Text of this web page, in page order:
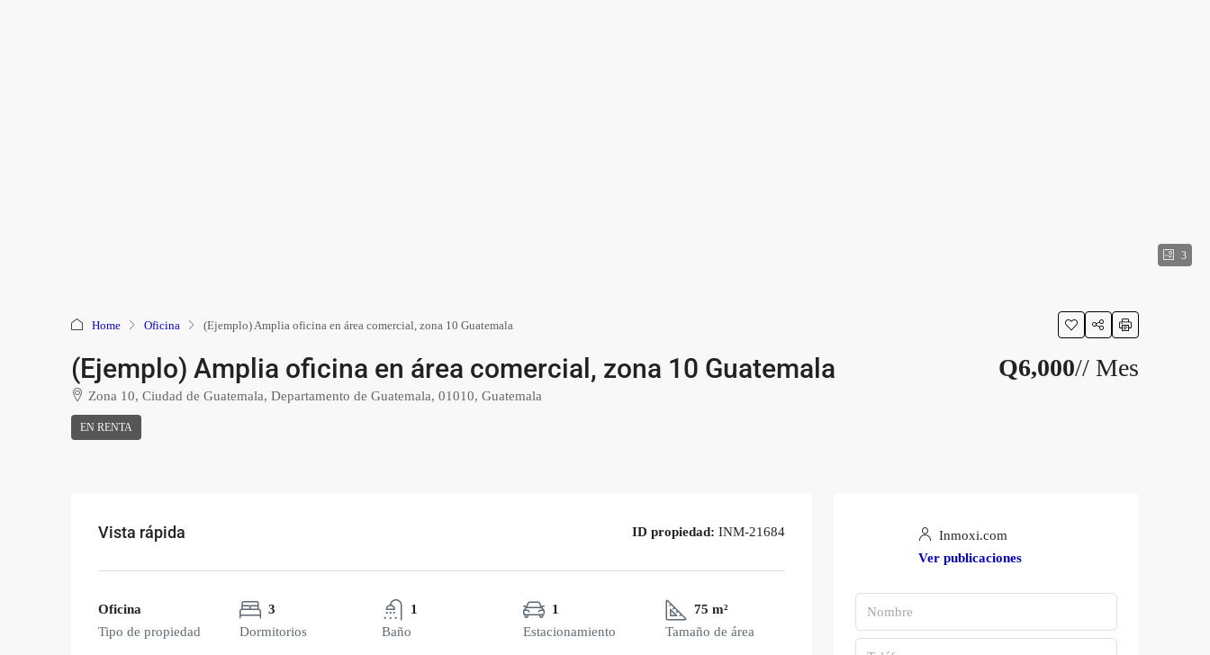
3
Home Oficina (Ejemplo) Amplia oficina en área comercial, zona 10 Guatemala
(Ejemplo) Amplia oficina en área comercial, zona 10 Guatemala
Zona 10, Ciudad de Guatemala, Departamento de Guatemala, 01010, Guatemala
EN RENTA
Q6,000// Mes
Vista rápida ID propiedad: INM-21684
Oficina
Tipo de propiedad
3
Dormitorios
1
Baño
1
Estacionamiento
75 m²
Tamaño de área
Inmoxi.com
Ver publicaciones